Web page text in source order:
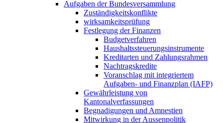
Aufgaben der Bundesversammlung
Zuständigkeitskonflikte
wirksamkeitsprüfung
Festlegung der Finanzen
Budgetverfahren
Haushaltssteuerungsinstrumente
Kreditarten und Zahlungsrahmen
Nachtragskredite
Voranschlag mit integriertem
Aufgaben- und Finanzplan (IAFP)
Gewährleistung von
Kantonalverfassungen
Begnadigungen und Amnestien
Mitwirkung in der Aussenpolitik